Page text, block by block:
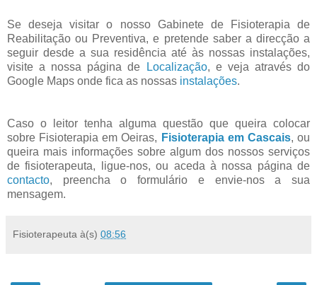
Se deseja visitar o nosso Gabinete de Fisioterapia de
Reabilitação ou Preventiva, e pretende saber a direcção a
seguir desde a sua residência até às nossas instalações,
visite a nossa página de
Localização, e veja através do
Google Maps onde fica as nossas instalações.
Caso o leitor tenha alguma questão que queira colocar
sobre Fisioterapia em Oeiras, Fisioterapia em Cascais, ou
queira mais informações sobre algum dos nossos serviços
de fisioterapeuta, ligue-nos, ou aceda à nossa página de
contacto, preencha o formulário e envie-nos a sua
mensagem.
Fisioterapeuta à(s) 08:56